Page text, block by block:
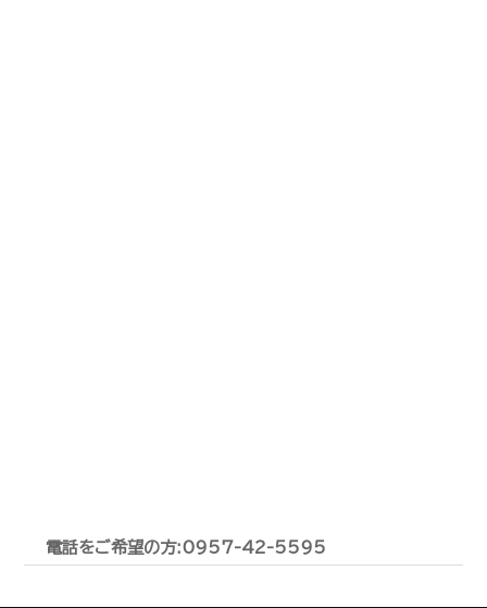
電話をご希望の方:0957-42-5595